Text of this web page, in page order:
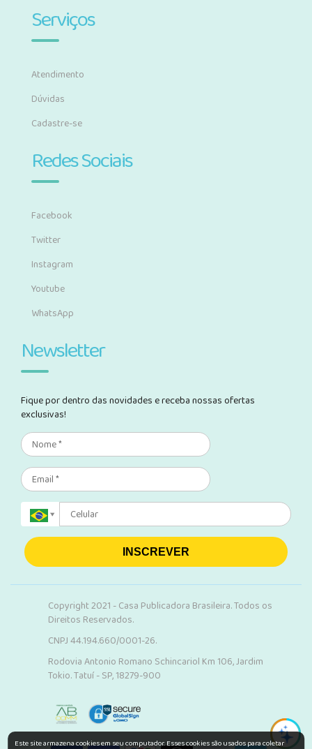
Serviços
Atendimento
Dúvidas
Cadastre-se
Redes Sociais
Facebook
Twitter
Instagram
Youtube
WhatsApp
Newsletter
Fique por dentro das novidades e receba nossas ofertas
exclusivas!
INSCREVER
Copyright 2021 - Casa Publicadora Brasileira. Todos os
Direitos Reservados.
CNPJ 44.194.660/0001-26.
Rodovia Antonio Romano Schincariol Km 106, Jardim
Tokio. Tatuí - SP, 18279-900
Este site armazena cookies em seu computador. Esses cookies são usados para coletar